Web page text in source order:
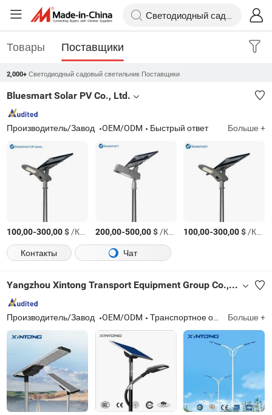
Товары Поставщики
2,000+ Светодиодный садовый светильник Поставщики
Bluesmart Solar PV Co., Ltd.
Производитель/Завод OEM/ODM Быстрый ответ Больше +
100,00-300,00$/Комплект 200,00-500,00$/Комплект 100,00-300,00$/Комплект
Контакты
Чат
Yangzhou Xintong Transport Equipment Group Co., Ltd.
Производитель/Завод OEM/ODM Транспортное оборудование Больше +